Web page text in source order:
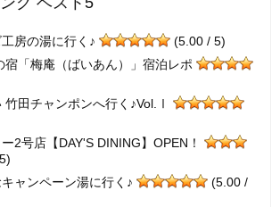
房の湯に行く♪
(5.00 / 5)
宿「梅庵（ばいあん）」宿泊レポ
竹田チャンポンへ行く♪Vol.Ⅰ
2号店【DAY'S DINING】OPEN！
ャンペーン湯に行く♪
(5.00 /